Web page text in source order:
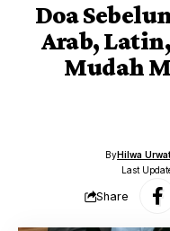
Doa
Arab,
Mudah
Last
ByHilwa
Share